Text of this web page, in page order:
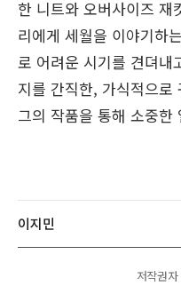
한 니트와 오버사이즈 재
리에게 세월을 이야기하
로 어려운 시기를 견뎌내
지를 간직한, 가식적으로
그의 작품을 통해 소중한
이지민
저작권